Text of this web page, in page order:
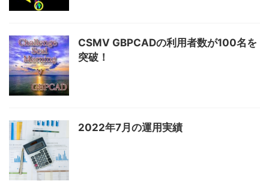
CSMV GBPCADの利用者数が100名を
突破！
2022年7月の運用実績